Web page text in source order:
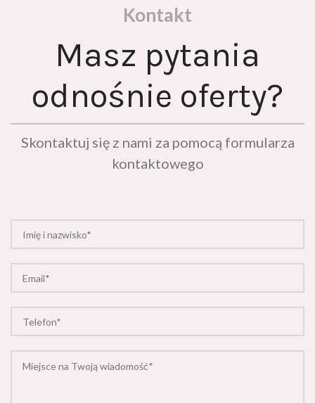
Masz pytania
odnośnie oferty?
Skontaktuj się z nami za pomocą formularza
kontaktowego